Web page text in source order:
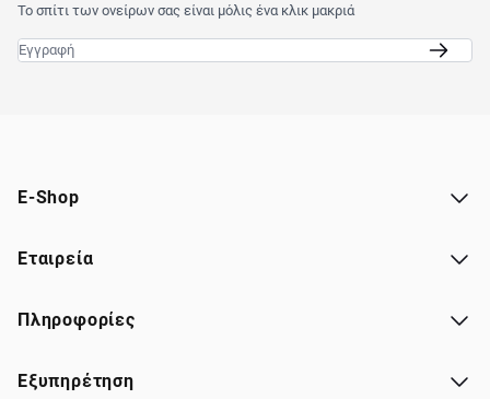
Το σπίτι των ονείρων σας είναι μόλις ένα κλικ μακριά
E-Shop
Εταιρεία
Πληροφορίες
Εξυπηρέτηση